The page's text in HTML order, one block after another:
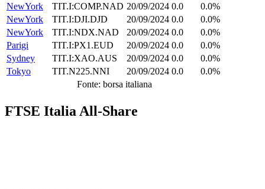
NewYork
TIT.I:COMP.NAD 20/09/2024 0.0
0.0%
NewYork
TIT.I:DJI.DJD 20/09/2024 0.0
0.0%
NewYork
TIT.I:NDX.NAD 20/09/2024 0.0
0.0%
Parigi
TIT.I:PX1.EUD 20/09/2024 0.0
0.0%
Sydney
TIT.I:XAO.AUS 20/09/2024 0.0
0.0%
Tokyo
TIT.N225.NNI 20/09/2024 0.0
0.0%
Fonte: borsa italiana
FTSE Italia All-Share